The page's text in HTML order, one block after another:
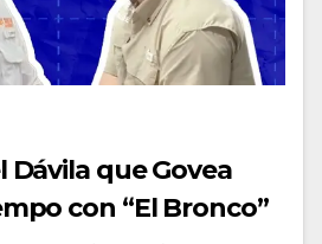
Dávila que Govea
con “El Bronco”